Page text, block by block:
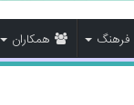
فرهنگ همکاران